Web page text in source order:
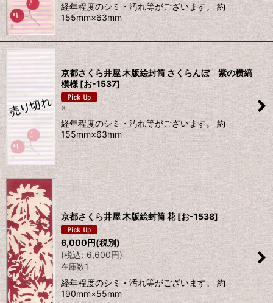
経年程度のシミ・汚れ等がございます。 約
155mm×63mm
京都さくら井屋 木版絵封筒 さくらんぼ 紫の横縞
模様 [お-1537]
×
経年程度のシミ・汚れ等がございます。 約
155mm×63mm
京都さくら井屋 木版絵封筒 花 [お-1538]
6,000円(税別)
(税込: 6,600円)
在庫数1
経年程度のシミ・汚れ等がございます。 約
190mm×55mm